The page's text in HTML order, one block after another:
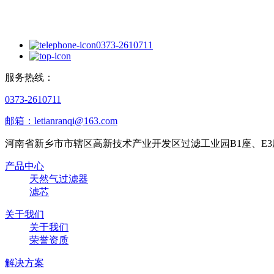
0373-2610711
服务热线：
0373-2610711
邮箱：letianranqi@163.com
河南省新乡市市辖区高新技术产业开发区过滤工业园B1座、E3
产品中心
天然气过滤器
滤芯
关于我们
关于我们
荣誉资质
解决方案